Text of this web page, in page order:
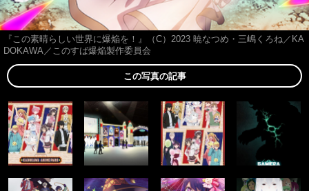
『この素晴らしい世界に爆焔を！』（C）2023 暁なつめ・三嶋くろね／KA
DOKAWA／このすば爆焔製作委員会
この写真の記事